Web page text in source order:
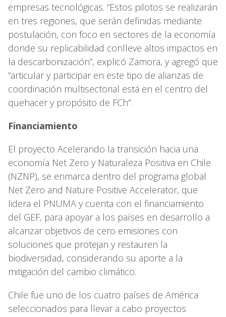
empresas tecnológicas. “Estos pilotos se realizarán
en tres regiones, que serán definidas mediante
postulación, con foco en sectores de la economía
donde su replicabilidad conlleve altos impactos en
la descarbonización”, explicó Zamora, y agregó que
“articular y participar en este tipo de alianzas de
coordinación multisectorial está en el centro del
quehacer y propósito de FCh”.
Financiamiento
El proyecto Acelerando la transición hacia una
economía Net Zero y Naturaleza Positiva en Chile
(NZNP), se enmarca dentro del programa global
Net Zero and Nature Positive Accelerator, que
lidera el PNUMA y cuenta con el financiamiento
del GEF, para apoyar a los países en desarrollo a
alcanzar objetivos de cero emisiones con
soluciones que protejan y restauren la
biodiversidad, considerando su aporte a la
mitigación del cambio climático.
Chile fue uno de los cuatro países de América
seleccionados para llevar a cabo proyectos